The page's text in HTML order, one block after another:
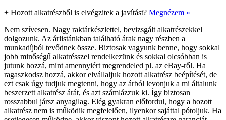
+ Hozott alkatrészből is elvégzitek a javítást? Megnézem »
Nem szívesen. Nagy raktárkészlettel, bevizsgált alkatrészekkel
dolgozunk. Az árlistánkban található árak nagy részben a
munkadíjból tevődnek össze. Biztosak vagyunk benne, hogy sokkal
jobb minőségű alkatrésszel rendelkezünk és sokkal olcsóbban is
jutunk hozzá, mint amennyiért megrendeled pl. az eBay-ről. Ha
ragaszkodsz hozzá, akkor elvállaljuk hozott alkatrész beépítését, de
ezt csak úgy tudjuk megtenni, hogy az árból levonjuk a mi általunk
beszerzett alkatrész árát, és azt számlázzuk ki. Így biztosan
rosszabbul jársz anyagilag. Elég gyakran előfordul, hogy a hozott
alkatrész nem is működik megfelelően, ilyenkor sajáttal pótoljuk. Ha